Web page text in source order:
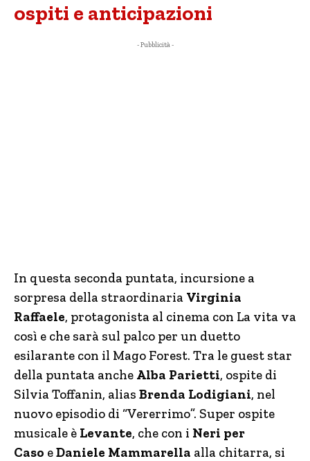
ospiti e anticipazioni
- Pubblicità -
In questa seconda puntata, incursione a
sorpresa della straordinaria Virginia
Raffaele, protagonista al cinema con La vita va
così e che sarà sul palco per un duetto
esilarante con il Mago Forest. Tra le guest star
della puntata anche Alba Parietti, ospite di
Silvia Toffanin, alias Brenda Lodigiani, nel
nuovo episodio di “Vererrimo”. Super ospite
musicale è Levante, che con i Neri per
Caso eDaniele Mammarella alla chitarra, si